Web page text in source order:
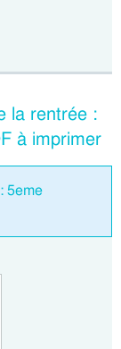
la rentrée :
à imprimer
5eme